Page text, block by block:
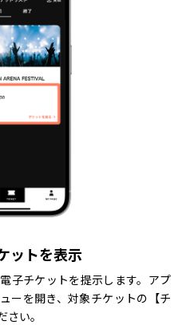
ットを表示
子チケットを提示します。アプ
ーを開き、対象チケットの【チ
さい。
を立ち上げチケットを表示
、入場スタッフに電子チケットを
げ、チケットメニューを開き、対
】を選択してください。